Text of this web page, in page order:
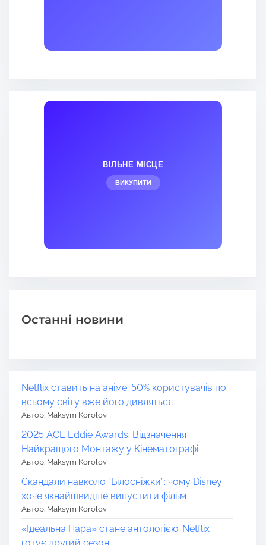
ВІЛЬНЕ МІСЦЕ
ВИКУПИТИ
Останні новини
Netflix ставить на аніме: 50% користувачів по
всьому світу вже його дивляться
Автор: Maksym Korolov
2025 ACE Eddie Awards: Відзначення
Найкращого Монтажу у Кінематографі
Автор: Maksym Korolov
Скандали навколо “Білосніжки”: чому Disney
хоче якнайшвидше випустити фільм
Автор: Maksym Korolov
«Ідеальна Пара» стане антологією: Netflix